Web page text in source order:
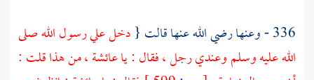
336 - وعنها رضي الله عنها قالت {
دخل علي رسول الله صلى
الله عليه وسلم وعندي رجل ، فقال : ياعائشة، من هذا قلت :